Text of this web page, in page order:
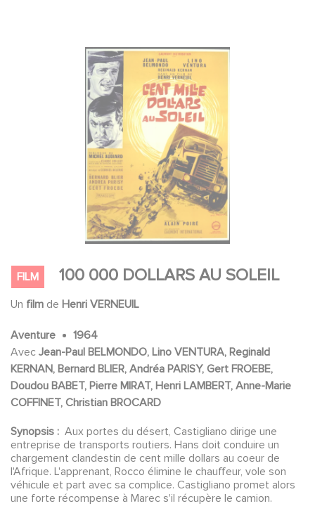
FILM 100 000 DOLLARS AU SOLEIL
Un film de Henri VERNEUIL
Aventure
1964
Avec Jean-Paul BELMONDO, Lino VENTURA, Reginald
KERNAN, Bernard BLIER, Andréa PARISY, Gert FROEBE,
Doudou BABET, Pierre MIRAT, Henri LAMBERT, Anne-Marie
COFFINET, Christian BROCARD
Synopsis : Aux portes du désert, Castigliano dirige une
entreprise de transports routiers. Hans doit conduire un
chargement clandestin de cent mille dollars au coeur de
l'Afrique. L'apprenant, Rocco élimine le chauffeur, vole son
véhicule et part avec sa complice. Castigliano promet alors
une forte récompense à Marec s'il récupère le camion.